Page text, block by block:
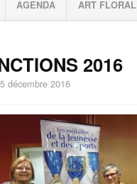
AGENDA ART FLORAL
2016
décembre 2016